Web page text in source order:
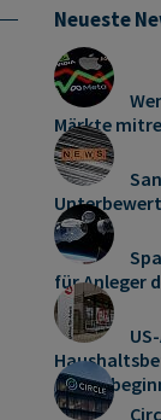
Neueste
Märkte
für Anleger